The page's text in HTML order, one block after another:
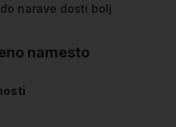
narave dosti bolj
namesto